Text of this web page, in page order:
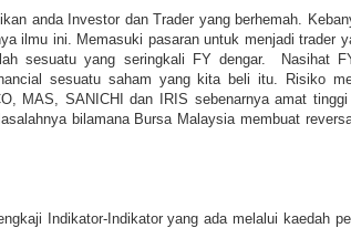
anda Investor dan Trader yang berhemah.
ilmu ini. Memasuki pasaran untuk menjadi trader
sesuatu yang seringkali FY dengar. Nasihat
sesuatu saham yang kita beli itu. Risiko
MAS, SANICHI dan IRIS sebenarnya amat tinggi
bilamana Bursa Malaysia membuat
Indikator-Indikator yang ada melalui kaedah